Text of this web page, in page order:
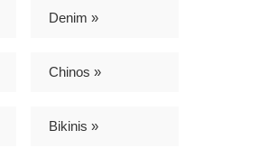
Denim »
Chinos »
Bikinis »